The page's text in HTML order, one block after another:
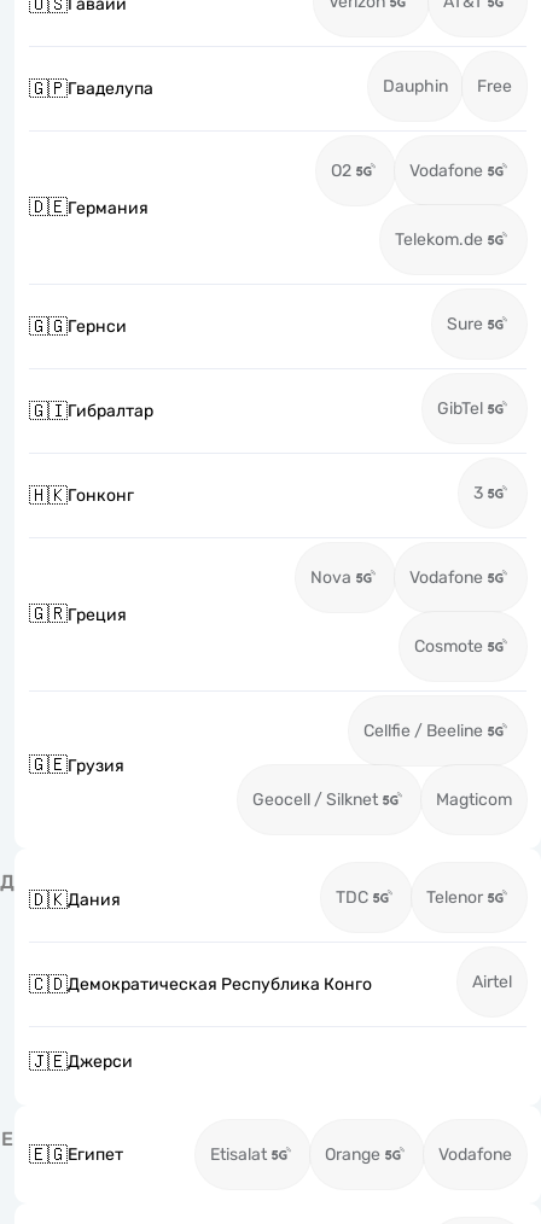
Гавайи
🇬🇵Гваделупа Dauphin Free
🇩🇪Германия
O2 Vodafone
Telekom.de
🇬🇬Гернси Sure
🇬🇮Гибралтар GibTel
🇭🇰Гонконг 3
🇬🇷Греция
Nova Vodafone
Cosmote
🇬🇪Грузия
Cellfie / Beeline
Geocell / Silknet Magticom
Д
🇩🇰Дания TDC Telenor
🇨🇩Демократическая Республика Конго Airtel
🇯🇪Джерси
Е
🇪🇬Египет Etisalat Orange Vodafone